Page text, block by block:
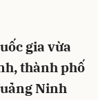
gia vừa
thành phố
Ninh